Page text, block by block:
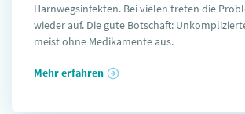
Harnwegsinfekten. Bei vielen treten die
wieder auf. Die gute Botschaft:
meist ohne Medikamente aus.
Mehr erfahren